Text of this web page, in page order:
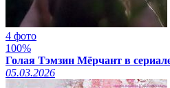
4 фото
100%
Голая Тэмзин Мёрчант в
05.03.2026